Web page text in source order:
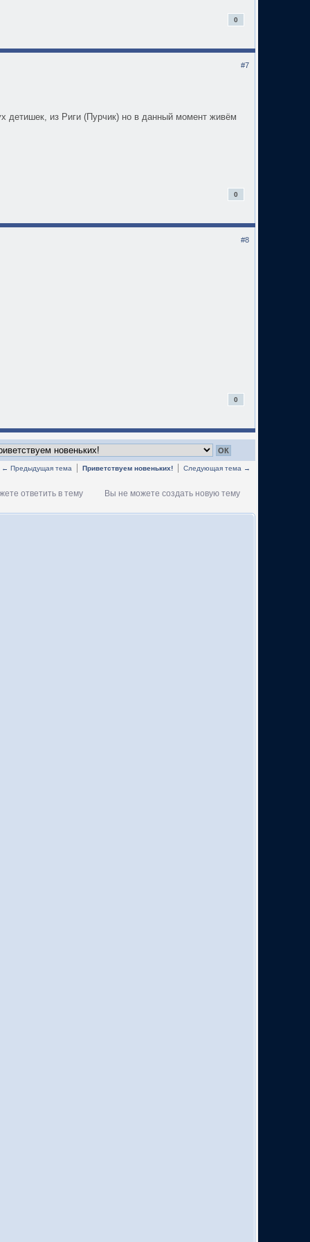
0
#7
из Риги (Пурчик) но в данный момент живём
0
#8
0
← Предыдущая тема Приветствуем новеньких! Следующая тема →
Вы не можете создать новую тему
ответить в тему